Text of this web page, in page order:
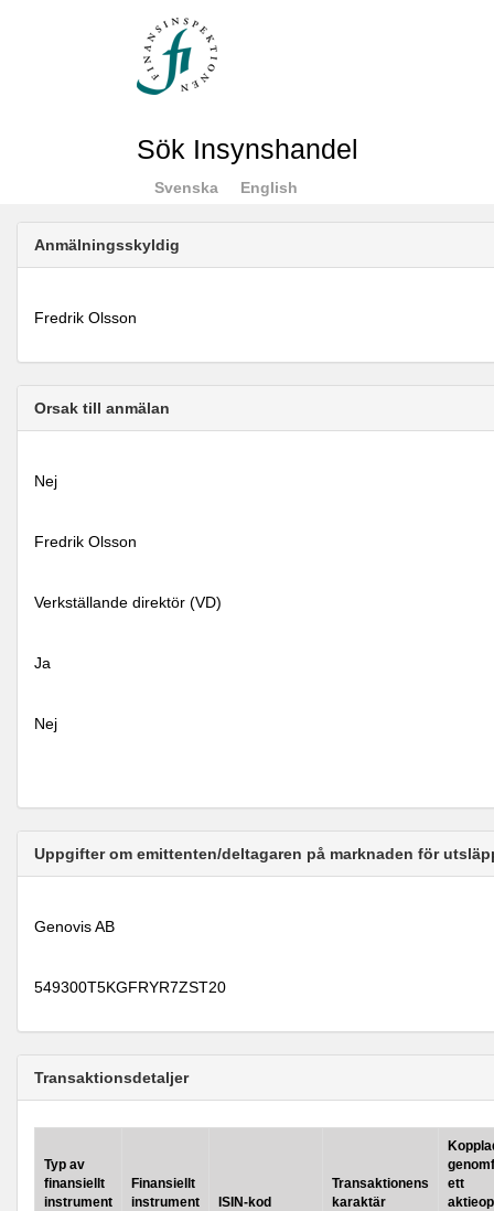
Sök Insynshandel
Svenska English
Anmälningsskyldig
Fredrik Olsson
Orsak till anmälan
Nej
Fredrik Olsson
Verkställande direktör (VD)
Ja
Nej
Uppgifter om emittenten/deltagaren på marknaden för
Genovis AB
549300T5KGFRYR7ZST20
Transaktionsdetaljer
Typ av
finansiellt
instrument
Finansiellt
instrument
ISIN-kod
Transaktionens
karaktär
ett